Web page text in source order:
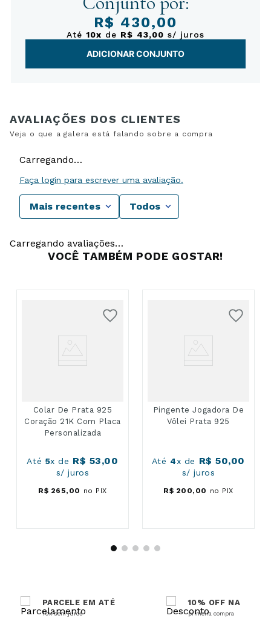
R$ 430,00
Até 10x de R$ 43,00 s/ juros
ADICIONAR CONJUNTO
Carregando…
Faça login para escrever uma avaliação.
Mais recentes Todos
Carregando avaliações…
VOCÊ TAMBÉM PODE GOSTAR!
Colar De Prata 925
Coração 21K Com Placa
Personalizada
Até 5x de R$ 53,00
s/ juros
R$ 265, 00 no PIX
Pingente Jogadora De
Vôlei Prata 925
Até 4x de R$ 50,00
s/ juros
R$ 200, 00 no PIX
PARCELE EM ATÉ
10x sem juros
10% OFF NA
primeira compra